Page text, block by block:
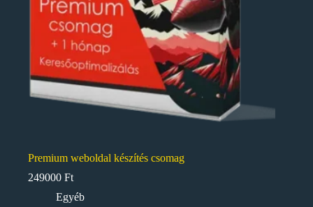
Premium weboldal készítés csomag
249000 Ft
Egyéb